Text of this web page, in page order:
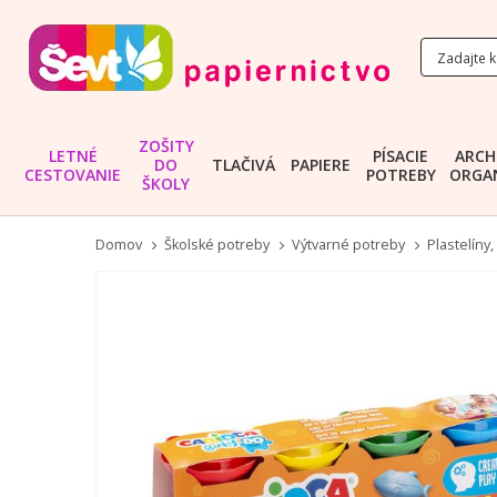
LETNÉ
CESTOVANIE
ZOŠITY
DO
ŠKOLY
TLAČIVÁ PAPIERE
PÍSACIE
POTREBY
Domov Školské potreby Výtvarné potreby